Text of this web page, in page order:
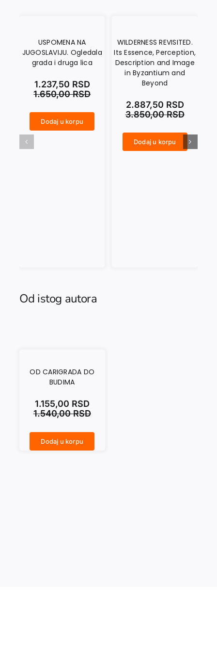
USPOMENA NA
JUGOSLAVIJU. Ogledala
grada i druga lica
1.650,00RSD
1.237,50 RSD
Dodaj u korpu
WILDERNESS REVISITED.
Its Essence, Perception,
Description and Image
in Byzantium and
Beyond
3.850,00RSD
2.887,50 RSD
Dodaj u korpu
Od istog autora
OD CARIGRADA DO
BUDIMA
1.540,00RSD
1.155,00 RSD
Dodaj u korpu